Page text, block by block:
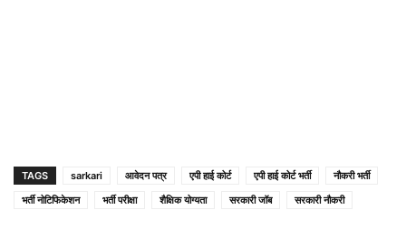
TAGS sarkari आवेदन पत्र एपी हाई कोर्ट एपी हाई कोर्ट भर्ती
नौकरी भर्ती
भर्ती नोटिफिकेशन
भर्ती परीक्षा शैक्षिक योग्यता सरकारी जॉब सरकारी नौकरी